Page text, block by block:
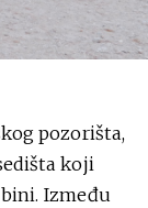
pozorišta,
koji
Između